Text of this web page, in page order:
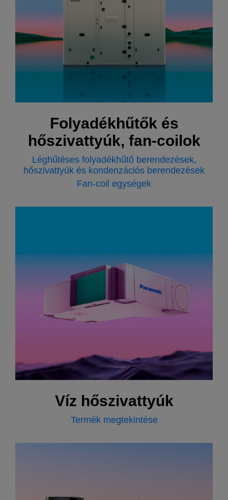
Folyadékhűtők és
hőszivattyúk, fan-coilok
Léghűtéses folyadékhűtő berendezések,
hőszivattyúk és kondenzációs berendezések
Fan-coil egységek
Víz hőszivattyúk
Termék megtekintése